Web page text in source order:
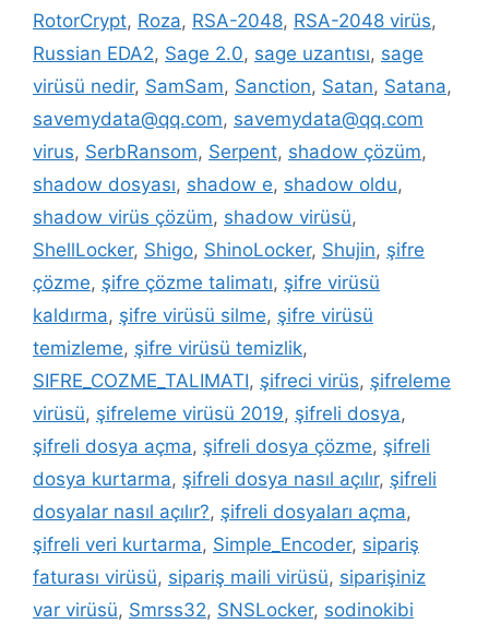
RotorCrypt, Roza, RSA-2048, RSA-2048 virüs,
Russian EDA2, Sage 2.0, sage uzantısı, sage
virüsü nedir, SamSam, Sanction, Satan, Satana,
savemydata@qq.com, savemydata@qq.com
virus, SerbRansom, Serpent, shadow çözüm,
shadow dosyası, shadow e, shadow oldu,
shadow virüs çözüm, shadow virüsü,
ShellLocker, Shigo, ShinoLocker, Shujin, şifre
çözme, şifre çözme talimatı, şifre virüsü
kaldırma, şifre virüsü silme, şifre virüsü
temizleme, şifre virüsü temizlik,
SIFRE_COZME_TALIMATI, şifreci virüs, şifreleme
virüsü, şifreleme virüsü 2019, şifreli dosya,
şifreli dosya açma, şifreli dosya çözme, şifreli
dosya kurtarma, şifreli dosya nasıl açılır, şifreli
dosyalar nasıl açılır?, şifreli dosyaları açma,
şifreli veri kurtarma, Simple_Encoder, sipariş
faturası virüsü, sipariş maili virüsü, siparişiniz
var virüsü, Smrss32, SNSLocker, sodinokibi